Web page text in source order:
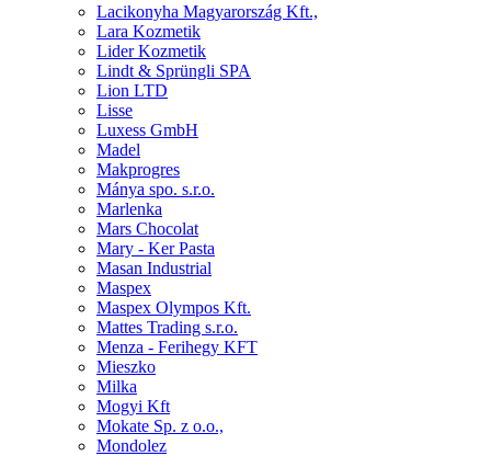
Lacikonyha Magyarország Kft.,
Lara Kozmetik
Lider Kozmetik
Lindt & Sprüngli SPA
Lion LTD
Lisse
Luxess GmbH
Madel
Makprogres
Mánya spo. s.r.o.
Marlenka
Mars Chocolat
Mary - Ker Pasta
Masan Industrial
Maspex
Maspex Olympos Kft.
Mattes Trading s.r.o.
Menza - Ferihegy KFT
Mieszko
Milka
Mogyi Kft
Mokate Sp. z o.o.,
Mondolez